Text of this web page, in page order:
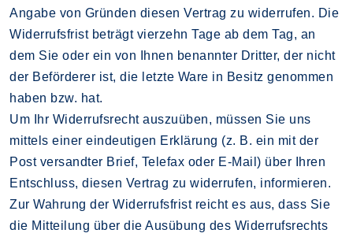
Angabe von Gründen diesen Vertrag zu widerrufen. Die
Widerrufsfrist beträgt vierzehn Tage ab dem Tag, an
dem Sie oder ein von Ihnen benannter Dritter, der nicht
der Beförderer ist, die letzte Ware in Besitz genommen
haben bzw. hat.
Um Ihr Widerrufsrecht auszuüben, müssen Sie uns
mittels einer eindeutigen Erklärung (z. B. ein mit der
Post versandter Brief, Telefax oder E-Mail) über Ihren
Entschluss, diesen Vertrag zu widerrufen, informieren.
Zur Wahrung der Widerrufsfrist reicht es aus, dass Sie
die Mitteilung über die Ausübung des Widerrufsrechts